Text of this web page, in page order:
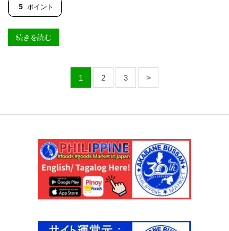
5 ポイント
続きを読む
1 2 3